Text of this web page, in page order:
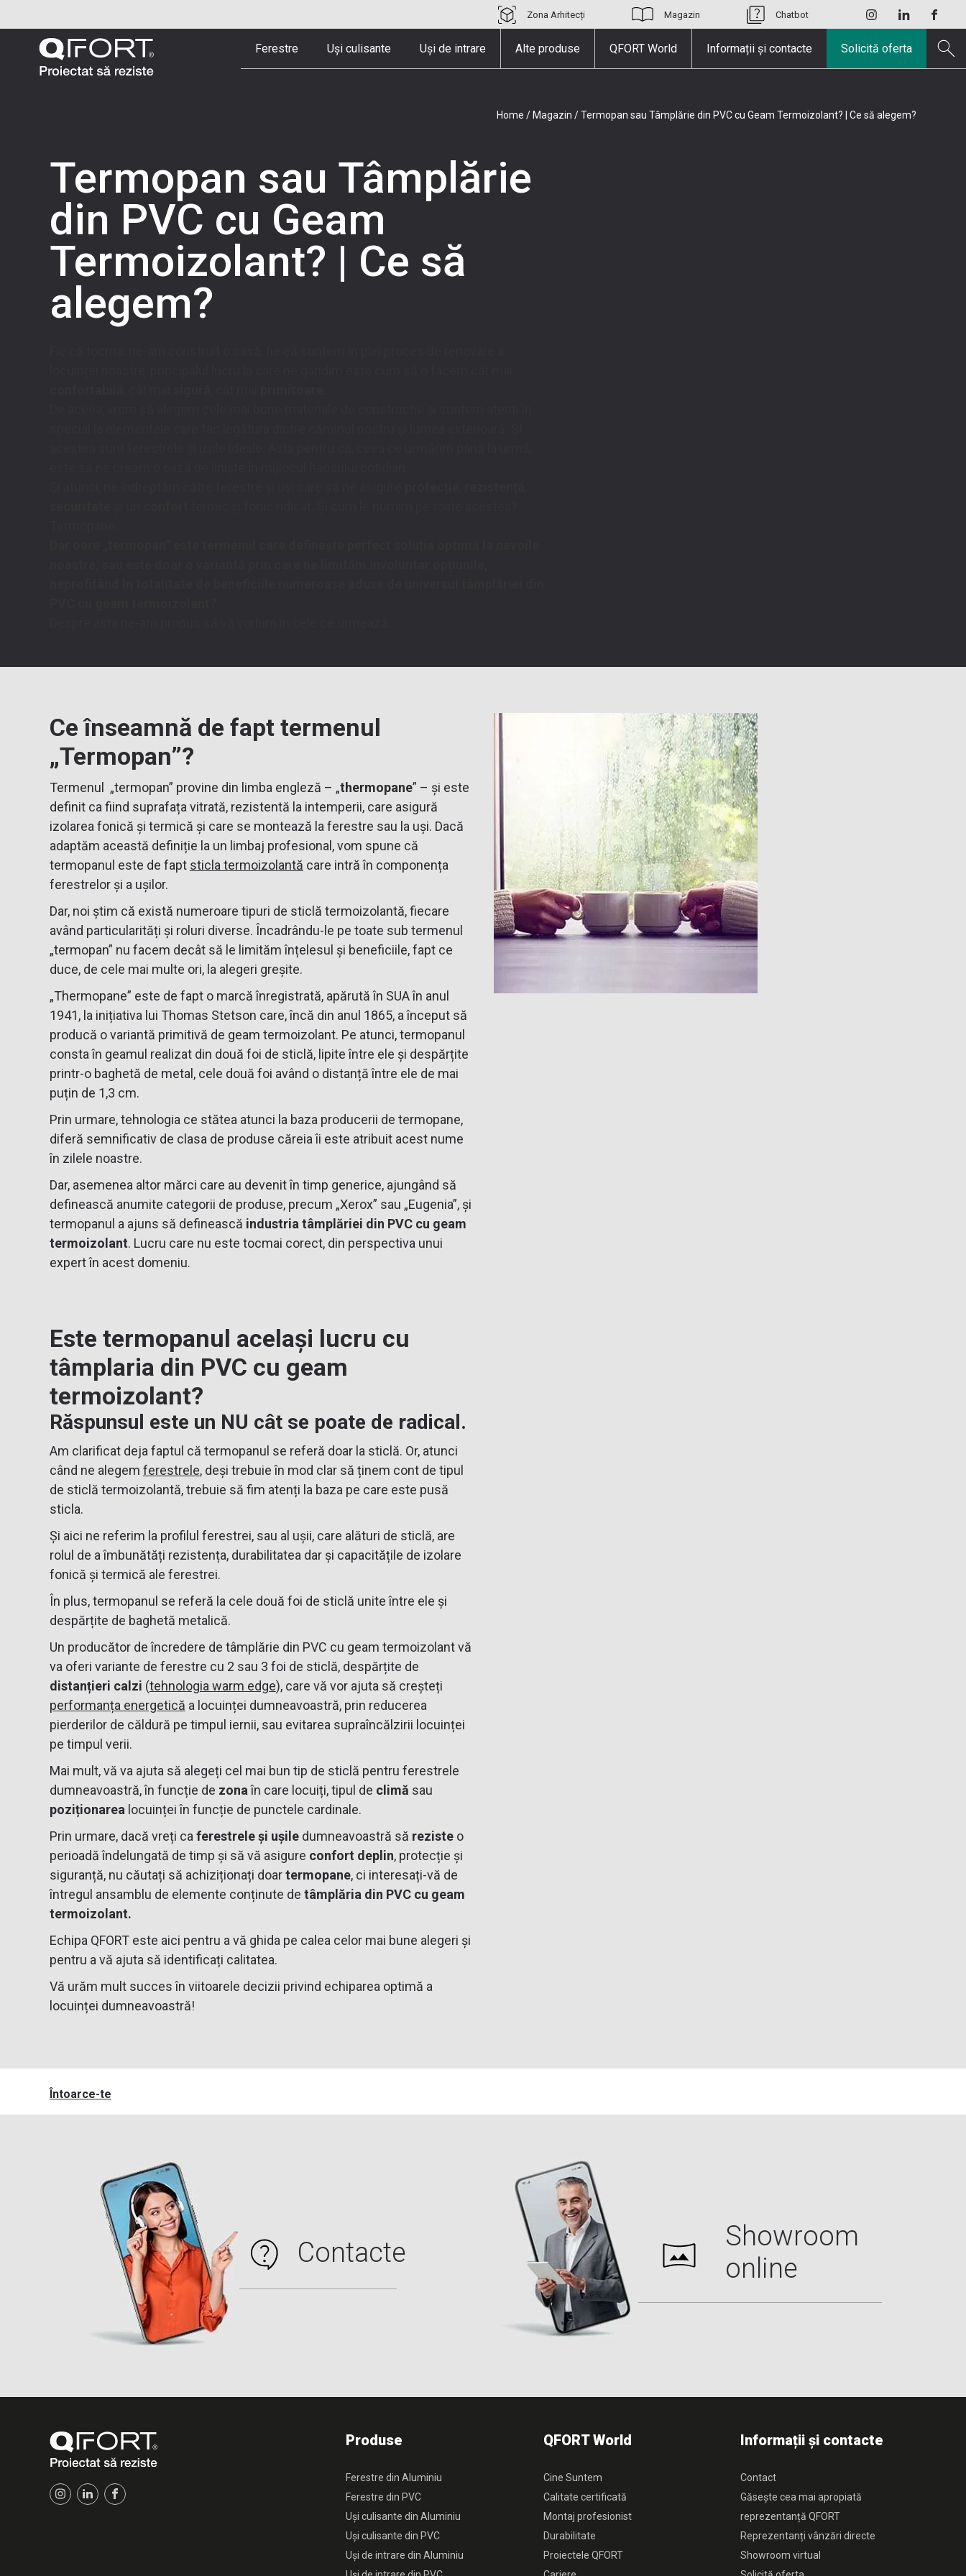
Zona Arhitecți Magazin Chatbot
Ferestre Uși culisante Uși de intrare Alte produse QFORT World Informații și contacte Solicită oferta
Home / Magazin /Termopan sau Tâmplărie din PVC cu Geam Termoizolant? | Ce să alegem?
Termopan sau Tâmplărie
din PVC cu Geam
Termoizolant? | Ce să
alegem?
Ce înseamnă de fapt termenul
„Termopan”?
Termenul „termopan” provine din limba engleză – „thermopane” – și este
definit ca fiind suprafața vitrată, rezistentă la intemperii, care asigură
izolarea fonică și termică și care se montează la ferestre sau la uși. Dacă
adaptăm această definiție la un limbaj profesional, vom spune că
termopanul este de fapt sticla termoizolantă care intră în componența
ferestrelor și a ușilor.
Dar, noi știm că există numeroare tipuri de sticlă termoizolantă, fiecare
având particularități și roluri diverse. Încadrându-le pe toate sub termenul
„termopan” nu facem decât să le limităm înțelesul și beneficiile, fapt ce
duce, de cele mai multe ori, la alegeri greșite.
„Thermopane” este de fapt o marcă înregistrată, apărută în SUA în anul
1941, la inițiativa lui Thomas Stetson care, încă din anul 1865, a început să
producă o variantă primitivă de geam termoizolant. Pe atunci, termopanul
consta în geamul realizat din două foi de sticlă, lipite între ele și despărțite
printr-o baghetă de metal, cele două foi având o distanță între ele de mai
puțin de 1,3 cm.
Prin urmare, tehnologia ce stătea atunci la baza producerii de termopane,
diferă semnificativ de clasa de produse căreia îi este atribuit acest nume
în zilele noastre.
Dar, asemenea altor mărci care au devenit în timp generice, ajungând să
definească anumite categorii de produse, precum „Xerox” sau „Eugenia”, și
termopanul a ajuns să definească industria tâmplăriei din PVC cu geam
termoizolant. Lucru care nu este tocmai corect, din perspectiva unui
expert în acest domeniu.
Este termopanul același lucru cu
tâmplaria din PVC cu geam
termoizolant?
Răspunsul este un NU cât se poate de radical.
Am clarificat deja faptul că termopanul se referă doar la sticlă. Or, atunci
când ne alegem ferestrele, deși trebuie în mod clar să ținem cont de tipul
de sticlă termoizolantă, trebuie să fim atenți la baza pe care este pusă
sticla.
Și aici ne referim la profilul ferestrei, sau al ușii, care alături de sticlă, are
rolul de a îmbunătăți rezistența, durabilitatea dar și capacitățile de izolare
fonică și termică ale ferestrei.
În plus, termopanul se referă la cele două foi de sticlă unite între ele și
despărțite de baghetă metalică.
Un producător de încredere de tâmplărie din PVC cu geam termoizolant vă
va oferi variante de ferestre cu 2 sau 3 foi de sticlă, despărțite de
distanțieri calzi (tehnologia warm edge), care vă vor ajuta să creșteți
performanța energetică a locuinței dumneavoastră, prin reducerea
pierderilor de căldură pe timpul iernii, sau evitarea supraîncălzirii locuinței
pe timpul verii.
Mai mult, vă va ajuta să alegeți cel mai bun tip de sticlă pentru ferestrele
dumneavoastră, în funcție de zonaîn care locuiți, tipul de climă sau
poziționarea locuinței în funcție de punctele cardinale.
Prin urmare, dacă vreți ca ferestrele și ușiledumneavoastră să reziste o
perioadă îndelungată de timp și să vă asigure confort deplin, protecție și
siguranță, nu căutați să achiziționați doartermopane, ci interesați-vă de
întregul ansamblu de elemente conținute de tâmplăria din PVC cu geam
termoizolant.
Echipa QFORT este aici pentru a vă ghida pe calea celor mai bune alegeri și
pentru a vă ajuta să identificați calitatea.
Vă urăm mult succes în viitoarele decizii privind echiparea optimă a
locuinței dumneavoastră!
Întoarce-te
Contacte
Showroom
online
Produse
Ferestre din Aluminiu
Ferestre din PVC
Uși culisante din Aluminiu
Uși culisante din PVC
Uși de intrare din Aluminiu
QFORT World
Cine Suntem
Calitate certificată
Montaj profesionist
Durabilitate
Proiectele QFORT
Informații și contacte
Contact
Găsește cea mai apropiată
reprezentanță QFORT
Reprezentanți vânzări directe
Showroom virtual